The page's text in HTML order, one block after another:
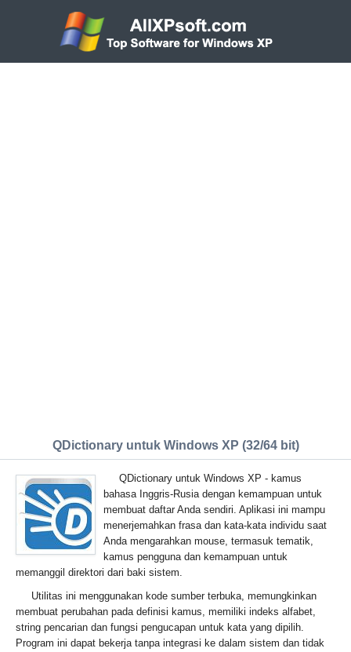
QDictionary untuk Windows XP (32/64 bit)
QDictionary untuk Windows XP - kamus
bahasa Inggris-Rusia dengan kemampuan untuk
membuat daftar Anda sendiri. Aplikasi ini mampu
menerjemahkan frasa dan kata-kata individu saat
Anda mengarahkan mouse, termasuk tematik,
kamus pengguna dan kemampuan untuk
memanggil direktori dari baki sistem.
Utilitas ini menggunakan kode sumber terbuka, memungkinkan
membuat perubahan pada definisi kamus, memiliki indeks alfabet,
string pencarian dan fungsi pengucapan untuk kata yang dipilih.
Program ini dapat bekerja tanpa integrasi ke dalam sistem dan tidak